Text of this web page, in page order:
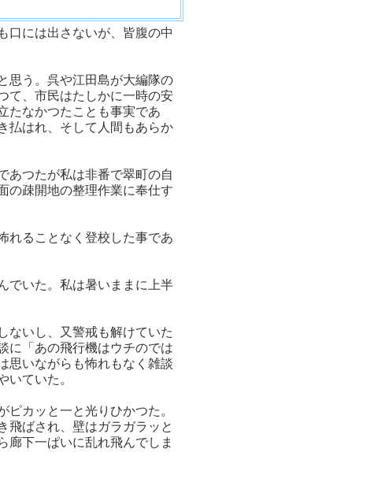
口には出さないが、皆腹の中
思う。呉や江田島が大編隊の
て、市民はたしかに一時の安
たなかつたことも事実であ
払はれ、そして人間もあらか
あつたが私は非番で翠町の自
の疎開地の整理作業に奉仕す
れることなく登校した事であ
でいた。私は暑いままに上半
ないし、又警戒も解けていた
に「あの飛行機はウチのでは
思いながらも怖れもなく雑談
いていた。
カッと一と光りひかつた。
飛ばされ、壁はガラガラッと
廊下一ぱいに乱れ飛んでしま